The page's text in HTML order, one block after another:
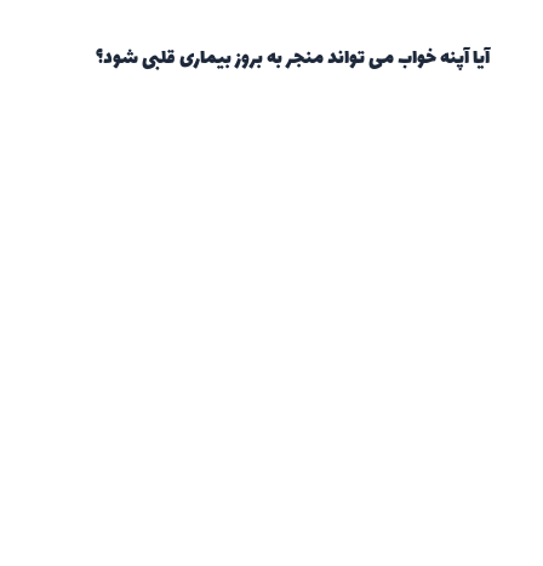
آیا آپنه خواب می تواند منجر به بروز بیماری قلبی شود؟